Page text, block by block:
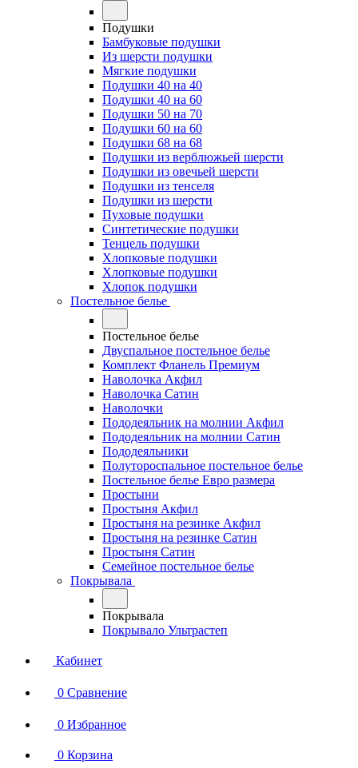
Подушки
Бамбуковые подушки
Из шерсти подушки
Мягкие подушки
Подушки 40 на 40
Подушки 40 на 60
Подушки 50 на 70
Подушки 60 на 60
Подушки 68 на 68
Подушки из верблюжьей шерсти
Подушки из овечьей шерсти
Подушки из тенселя
Подушки из шерсти
Пуховые подушки
Синтетические подушки
Тенцель подушки
Хлопковые подушки
Хлопковые подушки
Хлопок подушки
Постельное белье
Постельное белье
Двуспальное постельное белье
Комплект Фланель Премиум
Наволочка Акфил
Наволочка Сатин
Наволочки
Пододеяльник на молнии Акфил
Пододеяльник на молнии Сатин
Пододеяльники
Полутороспальное постельное белье
Постельное белье Евро размера
Простыни
Простыня Акфил
Простыня на резинке Акфил
Простыня на резинке Сатин
Простыня Сатин
Семейное постельное белье
Покрывала
Покрывала
Покрывало Ультрастеп
Кабинет
0 Сравнение
0 Избранное
0 Корзина